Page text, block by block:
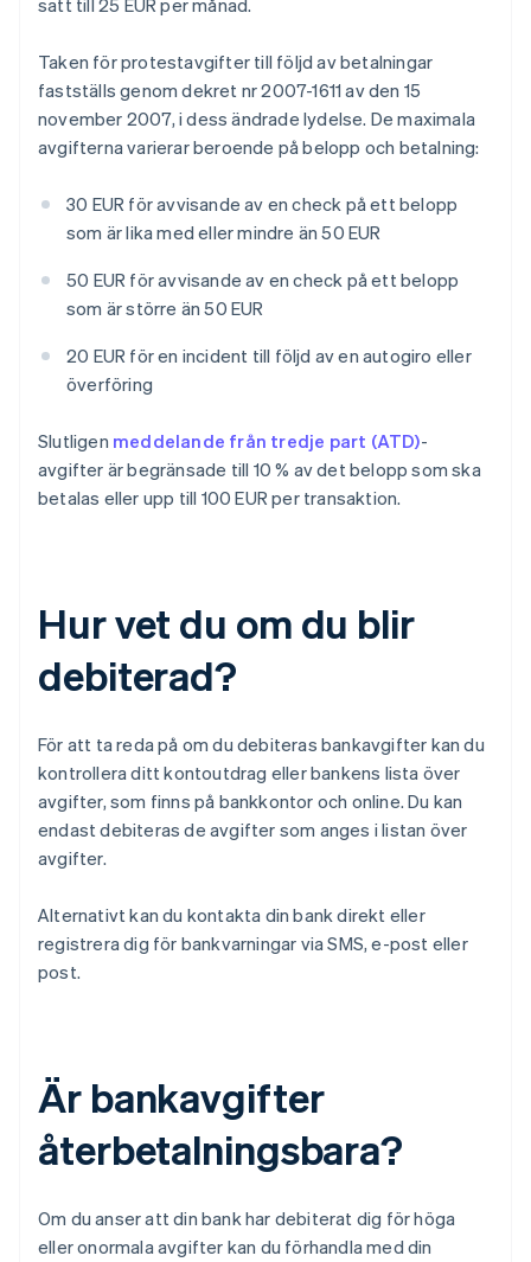
satt till 25 EUR per månad.
Taken för protestavgifter till följd av betalningar
fastställs genom dekret nr 2007-1611 av den 15
november 2007, i dess ändrade lydelse. De maximala
avgifterna varierar beroende på belopp och betalning:
30 EUR för avvisande av en check på ett belopp
som är lika med eller mindre än 50 EUR
50 EUR för avvisande av en check på ett belopp
som är större än 50 EUR
20 EUR för en incident till följd av en autogiro eller
överföring
Slutligen meddelande från tredje part (ATD)-
avgifter är begränsade till 10 % av det belopp som ska
betalas eller upp till 100 EUR per transaktion.
Hur vet du om du blir
debiterad?
För att ta reda på om du debiteras bankavgifter kan du
kontrollera ditt kontoutdrag eller bankens lista över
avgifter, som finns på bankkontor och online. Du kan
endast debiteras de avgifter som anges i listan över
avgifter.
Alternativt kan du kontakta din bank direkt eller
registrera dig för bankvarningar via SMS, e-post eller
post.
Är bankavgifter
återbetalningsbara?
Om du anser att din bank har debiterat dig för höga
eller onormala avgifter kan du förhandla med din